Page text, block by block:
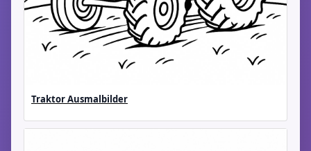
Traktor Ausmalbilder